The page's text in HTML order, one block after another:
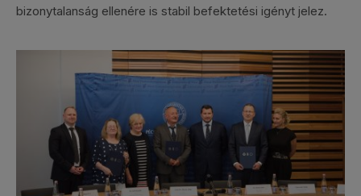
bizonytalanság ellenére is stabil befektetési igényt jelez.